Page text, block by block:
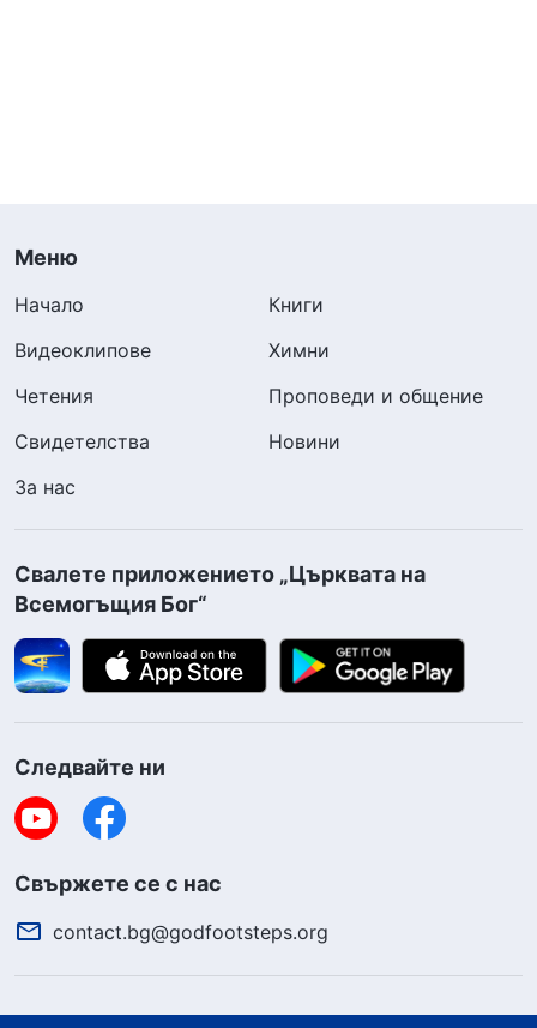
Меню
Начало
Книги
Видеоклипове
Химни
Четения
Проповеди и общение
Свидетелства
Новини
За нас
Свалете приложението „Църквата на
Всемогъщия Бог“
Следвайте ни
Свържете се с нас
contact.bg@godfootsteps.org